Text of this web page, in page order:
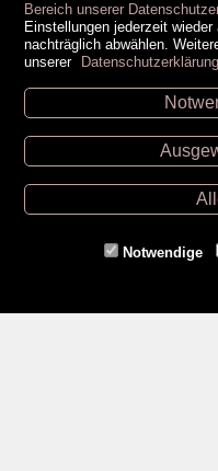
Bereich unserer
Einstellungen jederzeit
nachträglich abwählen.
unserer Datenschutzerklärung
Notwendige